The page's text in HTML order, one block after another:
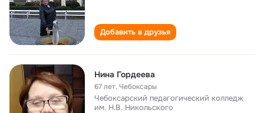
Добавить в друзья
Нина Гордеева
67 лет,Чебоксары
Чебоксарский педагогический колледж
им. Н.В. Никольского